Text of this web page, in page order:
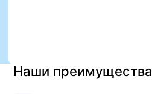
Наши преимущества